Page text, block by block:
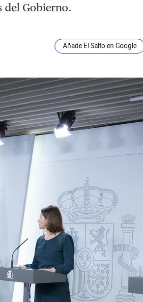
del Gobierno.
Añade El Salto en Google